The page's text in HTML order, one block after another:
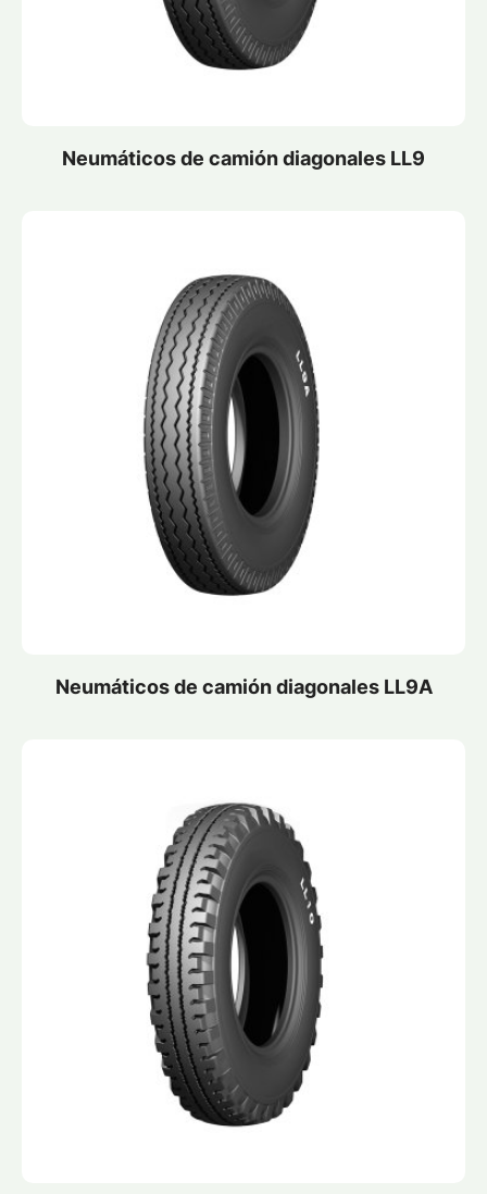
Neumáticos de camión diagonales LL9
Neumáticos de camión diagonales LL9A